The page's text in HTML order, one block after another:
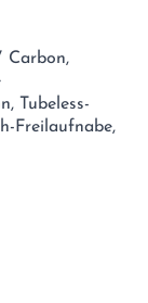
Carbon,
Tubeless-
Freilaufnabe,